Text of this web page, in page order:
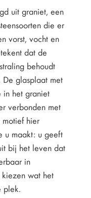
uit graniet, een
die er
vorst, vocht en
dat de
behoudt
glasplaat met
het graniet
verbonden met
hier
u maakt: u geeft
bij het leven dat
in
wat het
plek.